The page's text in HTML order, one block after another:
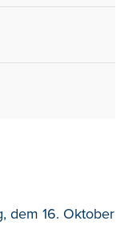
dem 16. Oktober